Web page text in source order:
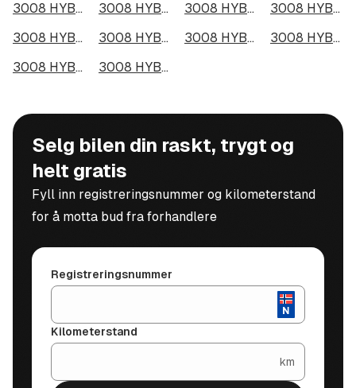
3008 HYBRID4 300 i Harstad
3008 HYBRID4 300 i Gjøvik 3008 HYBRID4 300 i Sarpsborg
3008 HYBRID4 300 i Sandefjord
3008 HYBRID4 300 i Kristiansund
3008 HYBRID4 300 i Tromsdalen 3008 HYBRID4 300 i Narvik
3008 HYBRID4 300 i Steinkjer
3008 HYBRID4 300 i Haugesund
3008 HYBRID4 300 i Alta
Selg bilen din raskt, trygt og
helt gratis
Fyll inn registreringsnummer og kilometerstand
for å motta bud fra forhandlere
Registreringsnummer
Kilometerstand
km